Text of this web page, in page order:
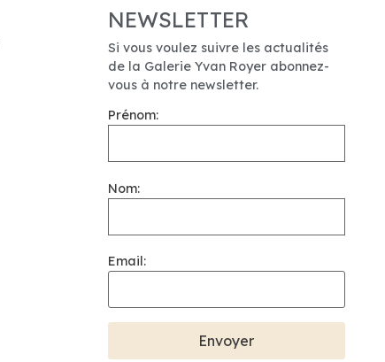
NEWSLETTER
Si vous voulez suivre les actualités
de la Galerie Yvan Royer abonnez-
vous à notre newsletter.
Prénom:
Nom:
Email: